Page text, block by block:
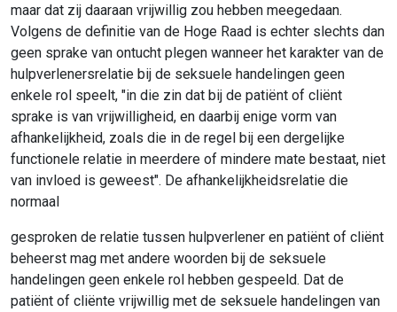
maar dat zij daaraan vrijwillig zou hebben meegedaan.
Volgens de definitie van de Hoge Raad is echter slechts dan
geen sprake van ontucht plegen wanneer het karakter van de
hulpverlenersrelatie bij de seksuele handelingen geen
enkele rol speelt, "in die zin dat bij de patiënt of cliënt
sprake is van vrijwilligheid, en daarbij enige vorm van
afhankelijkheid, zoals die in de regel bij een dergelijke
functionele relatie in meerdere of mindere mate bestaat, niet
van invloed is geweest". De afhankelijkheidsrelatie die
normaal
gesproken de relatie tussen hulpverlener en patiënt of cliënt
beheerst mag met andere woorden bij de seksuele
handelingen geen enkele rol hebben gespeeld. Dat de
patiënt of cliënte vrijwillig met de seksuele handelingen van